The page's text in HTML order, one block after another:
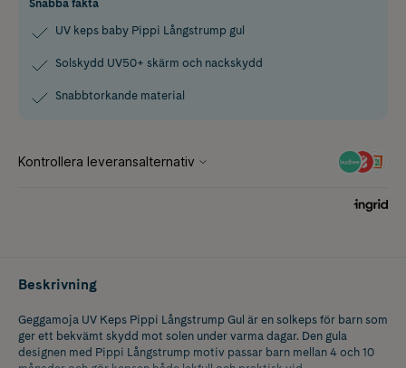
Snabba fakta
UV keps baby Pippi Långstrump gul
Solskydd UV50+ skärm och nackskydd
Snabbtorkande material
Beskrivning
Geggamoja UV Keps Pippi Långstrump Gul är en solkeps för barn som
ger ett bekvämt skydd mot solen under varma dagar. Den gula
designen med Pippi Långstrump motiv passar barn mellan 4 och 10